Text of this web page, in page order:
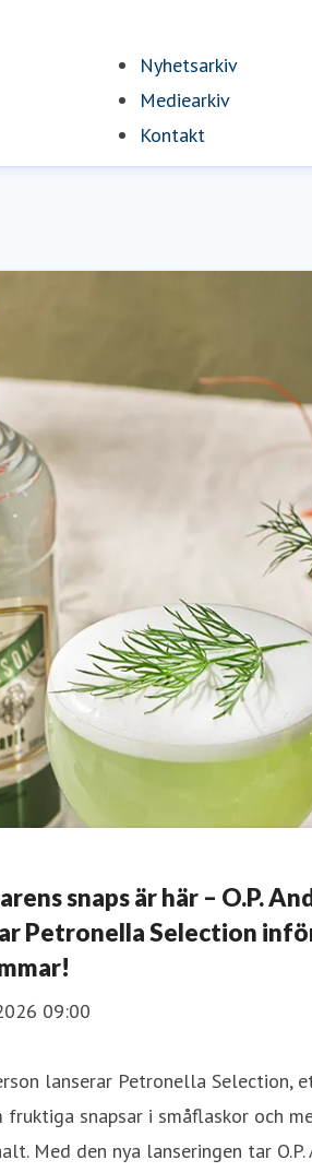
Nyhetsarkiv
Mediearkiv
Kontakt
snaps är här – O.P.
Petronella Selection
09:00
lanserar Petronella Selection,
fruktiga snapsar i småflaskor och
Med den nya lanseringen tar O.P.